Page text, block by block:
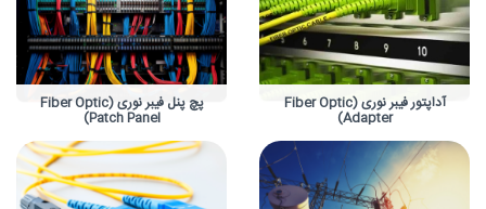
آداپتور فیبر نوری (Fiber Optic
Adapter)
پچ پنل فیبر نوری (Fiber Optic
Patch Panel)